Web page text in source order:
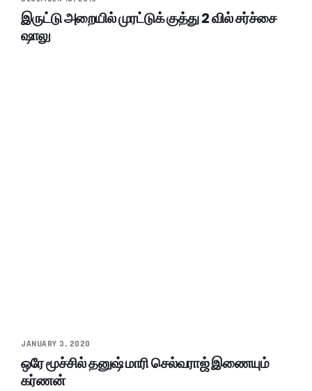
இருட்டு அறையில் முரட்டுக் குத்து 2 வில் சர்ச்சை
ஷாலு
JANUARY 3, 2020
ஒரே மூச்சில் தனுஷ் மாரி செல்வராஜ் இணையும்
கர்ணன்